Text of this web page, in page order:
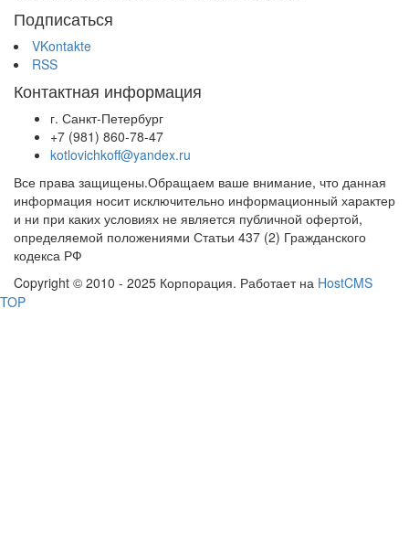
Подписаться
VKontakte
RSS
Контактная информация
г. Санкт-Петербург
+7 (981) 860-78-47
kotlovichkoff@yandex.ru
Все права защищены.Обращаем ваше внимание, что данная
информация носит исключительно информационный характер
и ни при каких условиях не является публичной офертой,
определяемой положениями Статьи 437 (2) Гражданского
кодекса РФ
Copyright © 2010 - 2025 Корпорация. Работает на HostCMS
TOP